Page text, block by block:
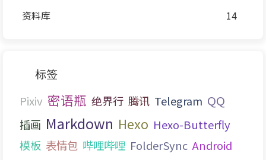
资料库
14
标签
Pixiv 密语瓶 绝界行 腾讯 Telegram QQ
插画 Markdown Hexo Hexo-Butterfly
模板 表情包 哔哩哔哩 FolderSync Android